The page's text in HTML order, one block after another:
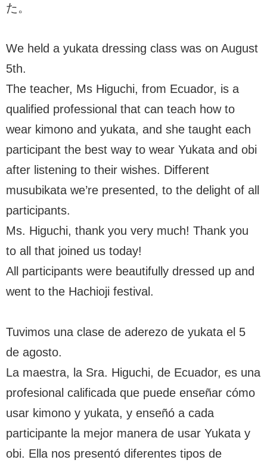
た。
We held a yukata dressing class was on August
5th.
The teacher, Ms Higuchi, from Ecuador, is a
qualified professional that can teach how to
wear kimono and yukata, and she taught each
participant the best way to wear Yukata and obi
after listening to their wishes. Different
musubikata we’re presented, to the delight of all
participants.
Ms. Higuchi, thank you very much! Thank you
to all that joined us today!
All participants were beautifully dressed up and
went to the Hachioji festival.
Tuvimos una clase de aderezo de yukata el 5
de agosto.
La maestra, la Sra. Higuchi, de Ecuador, es una
profesional calificada que puede enseñar cómo
usar kimono y yukata, y enseñó a cada
participante la mejor manera de usar Yukata y
obi. Ella nos presentó diferentes tipos de